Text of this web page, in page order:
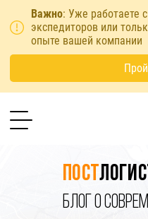
Важно: Уже работаете
экспедиторов или
опыте вашей компании
Пост
БЛОГ О